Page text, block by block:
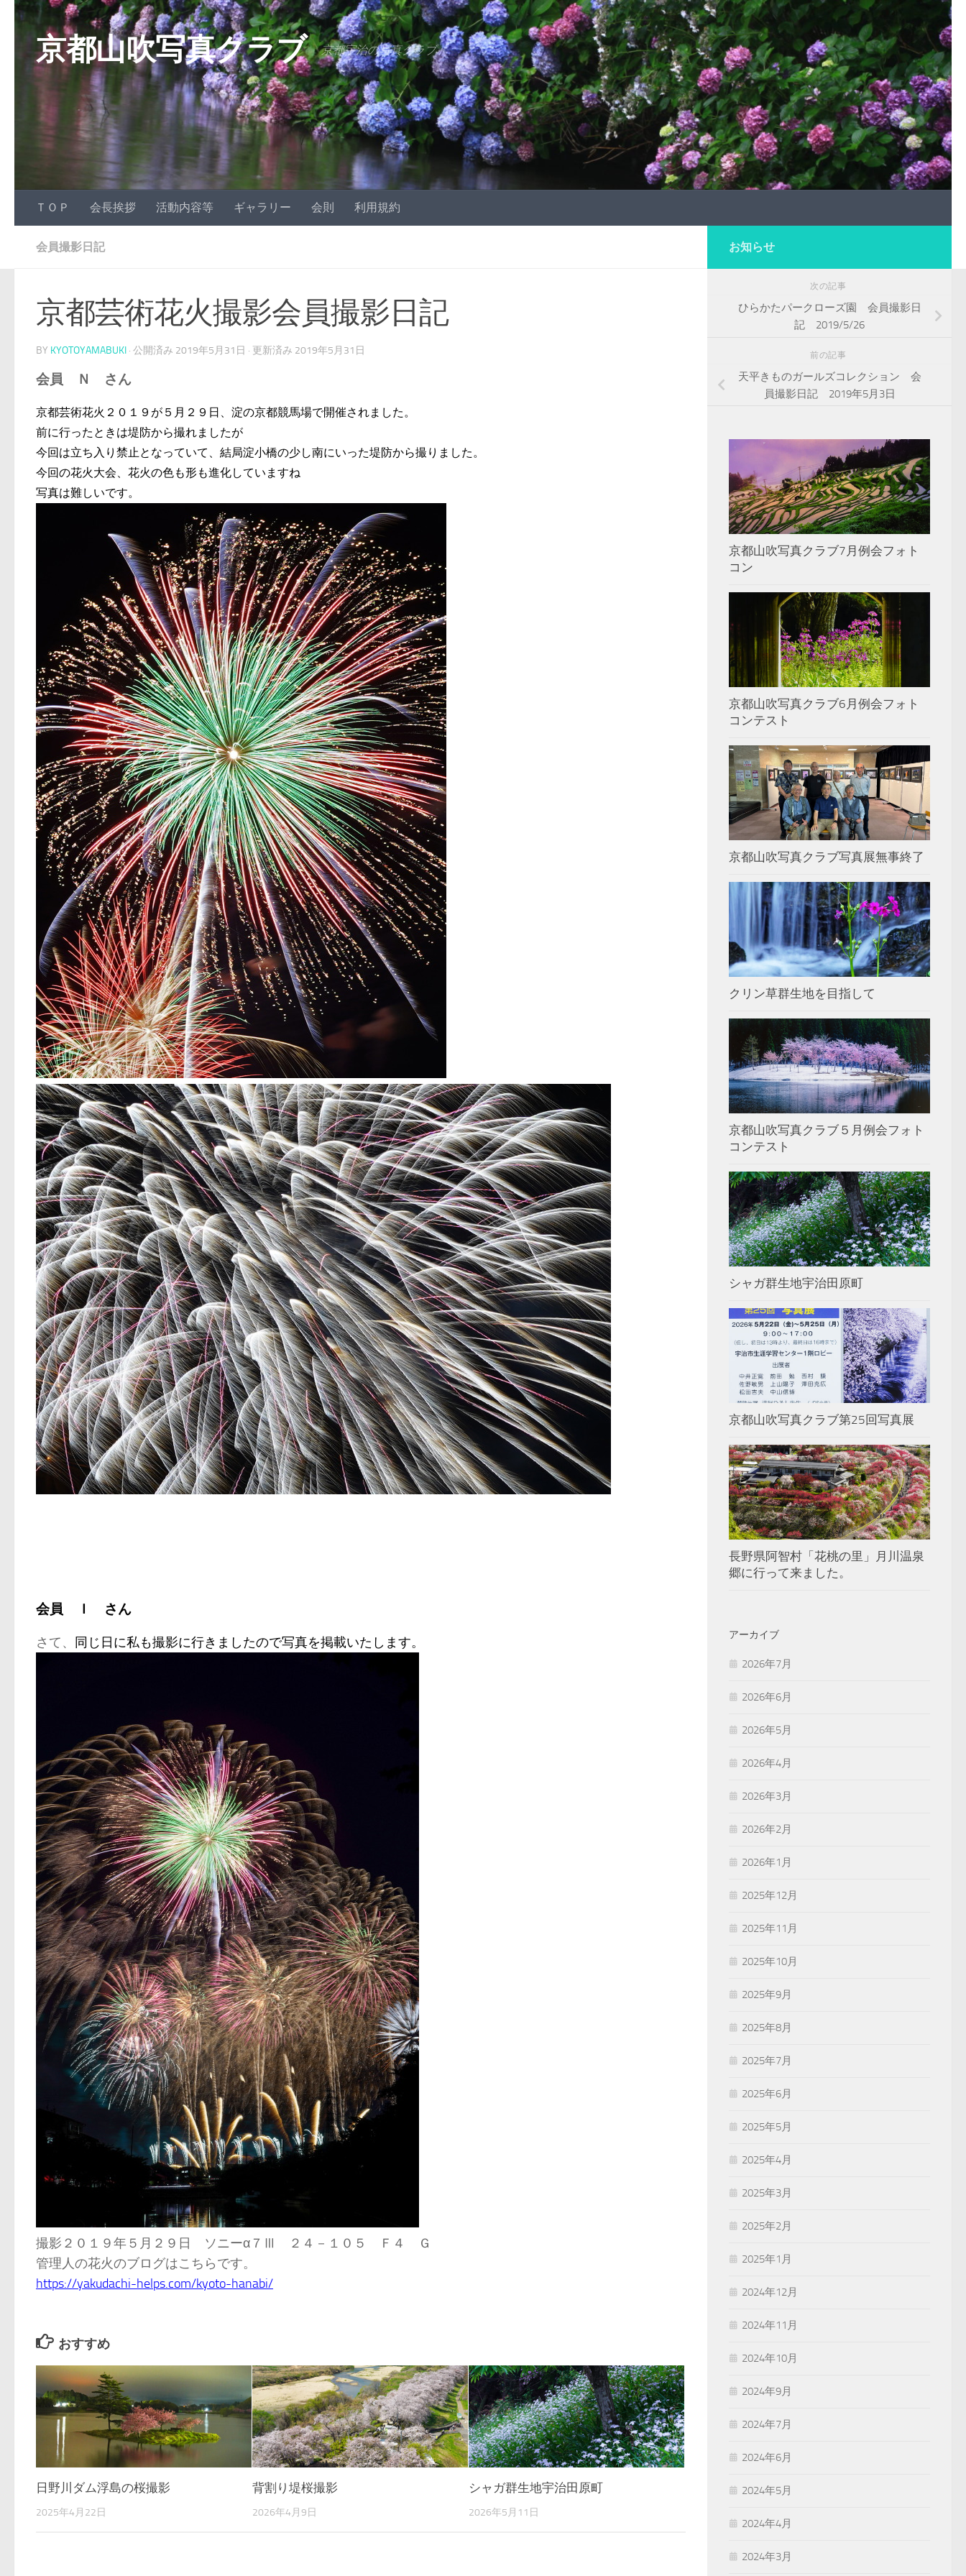
コンテンツへスキップ
京都山吹写真クラブ 京都宇治の写真クラブ
ＴＯＰ 会長挨拶 活動内容等 ギャラリー 会則 利用規約
会員撮影日記
京都芸術花火撮影会員撮影日記
BY KYOTOYAMABUKI · 公開済み 2019年5月31日 · 更新済み 2019年5月31日
会員 Ｎ さん
京都芸術花火２０１９が５月２９日、淀の京都競馬場で開催されました。
前に行ったときは堤防から撮れましたが
今回は立ち入り禁止となっていて、結局淀小橋の少し南にいった堤防から撮りました。
今回の花火大会、花火の色も形も進化していますね
写真は難しいです。
会員 Ｉ さん
さて、 同じ日に私も撮影に行きましたので写真を掲載いたします。
撮影２０１９年５月２９日 ソニーα７Ⅲ ２４－１０５ Ｆ４ Ｇ
管理人の花火のブログはこちらです。
https://yakudachi-helps.com/kyoto-hanabi/
おすすめ
日野川ダム浮島の桜撮影
2025年4月22日
背割り堤桜撮影
2026年4月9日
シャガ群生地宇治田原町
2026年5月11日
お知らせ
次の記事
ひらかたパークローズ園 会員撮影日
記 2019/5/26
前の記事
天平きものガールズコレクション 会
員撮影日記 2019年5月3日
京都山吹写真クラブ7月例会フォト
コン
京都山吹写真クラブ6月例会フォト
コンテスト
京都山吹写真クラブ写真展無事終了
クリン草群生地を目指して
京都山吹写真クラブ５月例会フォト
コンテスト
シャガ群生地宇治田原町
京都山吹写真クラブ第25回写真展
長野県阿智村「花桃の里」月川温泉
郷に行って来ました。
アーカイブ
2026年7月
2026年6月
2026年5月
2026年4月
2026年3月
2026年2月
2026年1月
2025年12月
2025年11月
2025年10月
2025年9月
2025年8月
2025年7月
2025年6月
2025年5月
2025年4月
2025年3月
2025年2月
2025年1月
2024年12月
2024年11月
2024年10月
2024年9月
2024年7月
2024年6月
2024年5月
2024年4月
2024年3月